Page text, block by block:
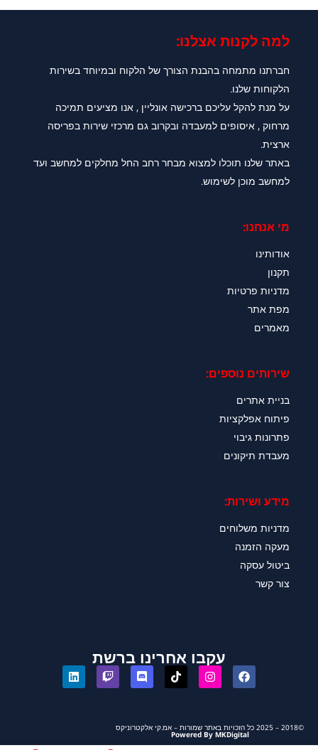
למה לקנות אצלנו:​
חברתנו מתמחה בהבנת הצורך של הלקוח ובמיוחד בשירות
הלקוחות שלנו.
על מנת להקל עליכם ברכישה אונליין , אנו מציעים תמיכה
מרחוק , איסופים למעבדה ובקרוב גם מרכזי שירות בפריסה
ארצית.
באתר שלנו תוכלו למצוא מבחר רחב החל מחלקים למחשב ועד
למחשב מוכן לשימוש.
מי אנחנו:
אודותינו
תקנון
מדניות פרטיות
מפת אתר
מאמרים
שירותים נוספים:
בניית אתרים
פיתוח אפלקציות
פתרונות גיבוי
מעבדת תיקונים
מידע ושירות:
מדניות משלוחים
מעקה הזמנה
ביטול עסקה
צור קשר
עקבו אחרינו ברשת
©2018 – 2025 כל הזכויות באתר שמורות – אמ.קי אלקטרוניקס
Powered By MKDigital